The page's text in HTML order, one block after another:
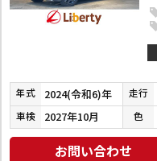
年式 2024(令和6)年 走行
車検 2027年10月 色
お問い合わせ